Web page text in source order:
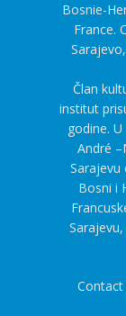
Bosnie-
France.
Član
institut
godine.
André
Sarajevu
Bosni i